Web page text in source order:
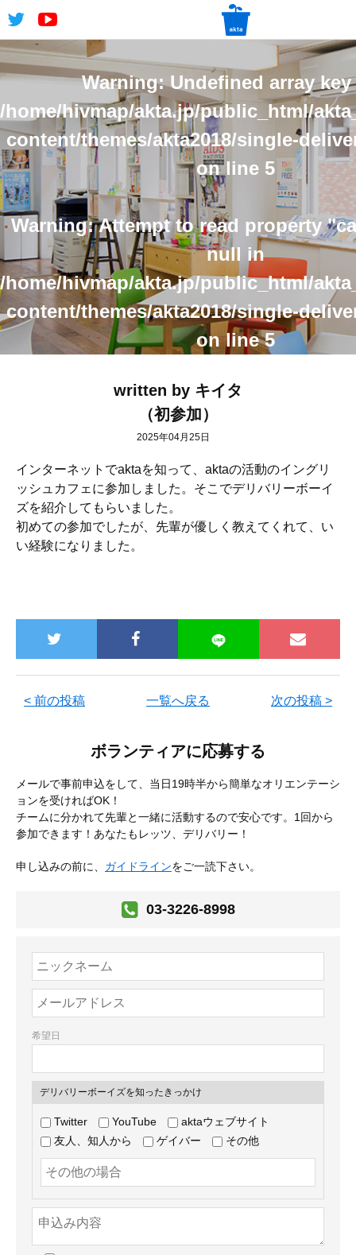
Warning: Undefined array key
/home/hivmap/akta.jp/public_html/
content/themes/akta2018/single-
on line 5
Warning: Attempt to read property
null in
/home/hivmap/akta.jp/public_html/
content/themes/akta2018/single-
on line5
written by キイタ
（初参加）
2025年04月25日
インターネットでaktaを知って、 aktaの活動のイングリ
ッシュカフェに参加しました。 そこでデリバリーボーイ
ズを紹介してもらいました。
初めての参加でしたが、先輩が優しく教えてくれて、 い
い経験になりました。
< 前の投稿 次の投稿 >
一覧へ戻る
ボランティアに応募する
メールで事前申込をして、当日19時半から簡単なオリエンテーシ
ョンを受ければOK！
チームに分かれて先輩と一緒に活動するので安心です。1回から
参加できます！あなたもレッツ、デリバリー！
申し込みの前に、 ガイドラインをご一読下さい。
03-3226-8998
希望日
デリバリーボーイズを知ったきっかけ
Twitter YouTube
aktaウェブサイト
友人、知人から
ゲイバー その他